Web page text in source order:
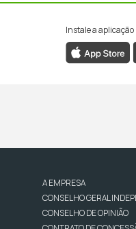
Instale a aplicação
A EMPRESA
CONSELHO GERAL
CONSELHO DE OPINIÃO